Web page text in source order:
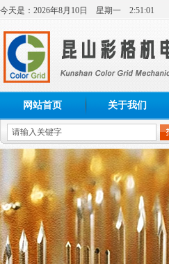
今天是： 2026年8月 10日 星期一 2:51:02
网站首页 关于我们